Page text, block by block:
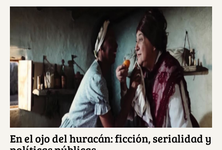
Ver más sobre este tema.
En el ojo del huracán: ficción, serialidad y